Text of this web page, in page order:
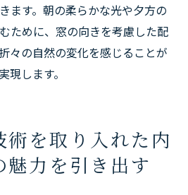
ます。朝の柔らかな光や夕方の
ために、窓の向きを考慮した配
々の自然の変化を感じることが
現します。
術を取り入れた内
魅力を引き出す